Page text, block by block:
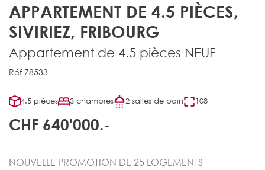
APPARTEMENT DE 4.5 PIÈCES,
SIVIRIEZ, FRIBOURG
Appartement de 4.5 pièces NEUF
Réf 78533
4.5 pièces 3 chambres 2 salles de bain 108
CHF 640'000.-
NOUVELLE PROMOTION DE 25 LOGEMENTS